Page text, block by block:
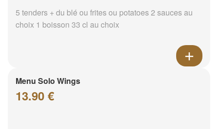
5 tenders + du blé ou frites ou potatoes 2 sauces au
choix 1 boisson 33 cl au choix
Menu Solo Wings
13.90 €